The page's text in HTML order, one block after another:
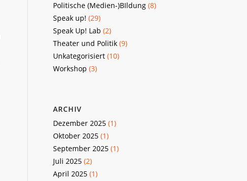
Politische (Medien-)BIldung(8)
Speak up! (29)
Speak Up! Lab (2)
Theater und Politik(9)
Unkategorisiert(10)
Workshop (3)
ARCHIV
Dezember 2025(1)
Oktober 2025(1)
September 2025(1)
Juli 2025(2)
April 2025(1)